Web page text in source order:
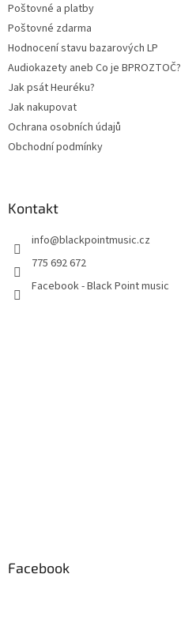
Poštovné a platby
Poštovné zdarma
Hodnocení stavu bazarových LP
Audiokazety aneb Co je BPROZTOČ?
Jak psát Heuréku?
Jak nakupovat
Ochrana osobních údajů
Obchodní podmínky
Kontakt
info@blackpointmusic.cz
775 692 672
Facebook - Black Point music
Facebook